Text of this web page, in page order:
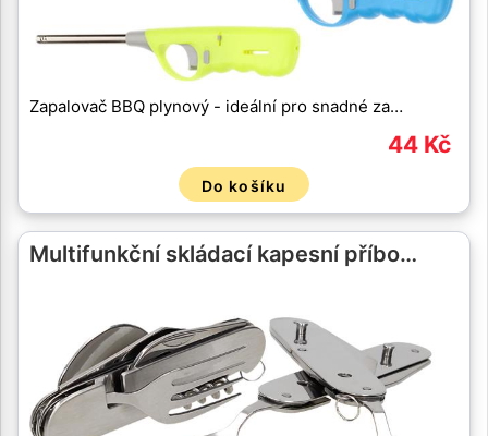
Zapalovač BBQ plynový - ideální pro snadné za…
44 Kč
Do košíku
Multifunkční skládací kapesní příbo…